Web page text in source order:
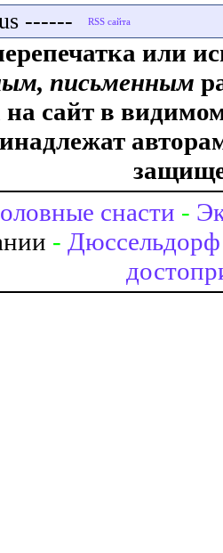
------
или
письменным
сайт в
снасти -
- Дюссельдорф